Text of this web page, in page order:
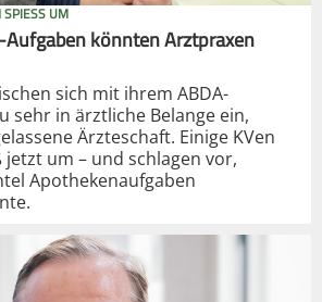
UM
könnten Arztpraxen
sich mit ihrem ABDA-
sehr in ärztliche Belange ein,
Ärzteschaft. Einige KVen
um – und schlagen vor,
Apothekenaufgaben